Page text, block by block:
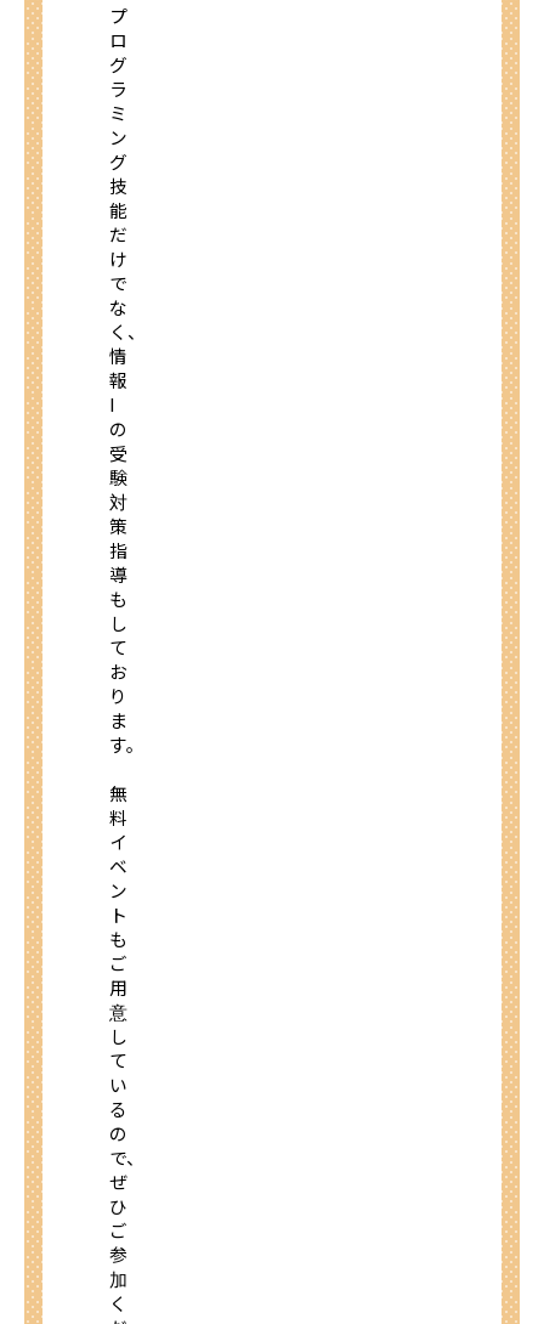
プ
ロ
グ
ラ
ミ
ン
グ
技
能
だ
け
で
な
く、
情
報
I
の
受
験
対
策
指
導
も
し
て
お
り
ま
す。
無
料
イ
ベ
ン
ト
も
ご
用
意
し
て
い
る
の
で、
ぜ
ひ
ご
参
加
く